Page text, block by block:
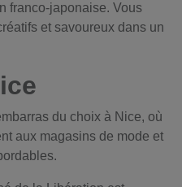
franco-japonaise. Vous
et savoureux dans un
du choix à Nice, où
aux magasins de mode et